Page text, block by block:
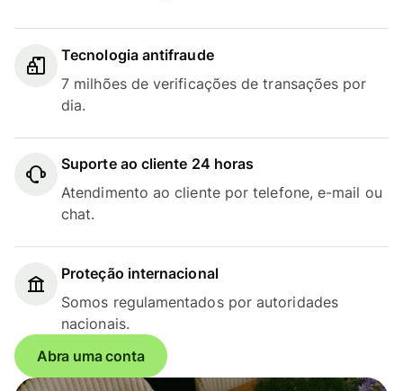
Tecnologia antifraude
7 milhões de verificações de transações por
dia.
Suporte ao cliente 24 horas
Atendimento ao cliente por telefone, e-mail ou
chat.
Proteção internacional
Somos regulamentados por autoridades
nacionais.
Abra uma conta